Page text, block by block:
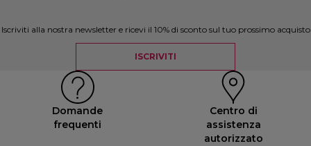
Iscriviti alla nostra newsletter e ricevi il 10% di sconto sul tuo prossimo acquisto
ISCRIVITI
Domande
frequenti
Centro di
assistenza
autorizzato